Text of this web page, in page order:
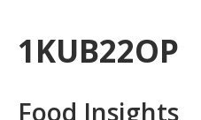
1KUB22OP
Food Insights